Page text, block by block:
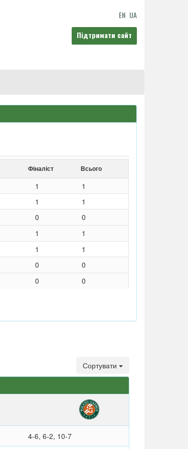
EN UA
Підтримати сайт
Фіналіст Всього
1
1
1 1
0 0
1
1
1 1
0 0
0 0
Сортувати
4-6, 6-2, 10-7